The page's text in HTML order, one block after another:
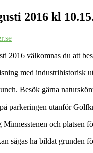
2016 kl
2016 välkomnas du att
med industrihistorisk
Besök gärna
parkeringen utanför
och platsen
sägas ha bildat grunden